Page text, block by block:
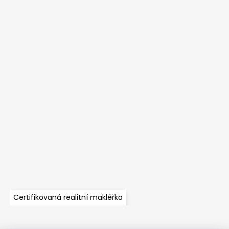
Certifikovaná realitní makléřka